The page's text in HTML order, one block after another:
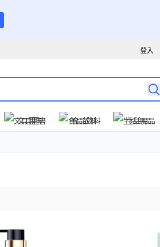
登入
文具圖書 食品飲料 生活用品